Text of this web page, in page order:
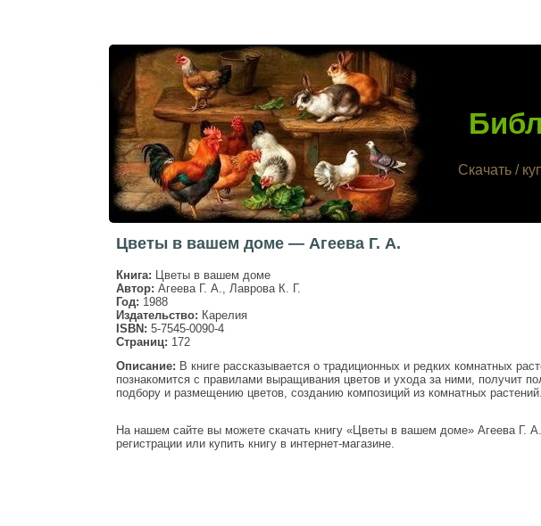
Скачать /
Цветы в вашем доме — Агеева Г. А.
Книга: Цветы в вашем доме
Автор: Агеева Г. А., Лаврова К. Г.
Год: 1988
Издательство: Карелия
ISBN: 5-7545-0090-4
Страниц: 172
Описание: В книге рассказывается о традиционных и редких комнатных
познакомится с правилами выращивания цветов и ухода за ними, получит
подбору и размещению цветов, созданию композиций из комнатных растений.
На нашем сайте вы можете скачать книгу «Цветы в вашем доме» Агеева Г.
регистрации или купить книгу в интернет-магазине.